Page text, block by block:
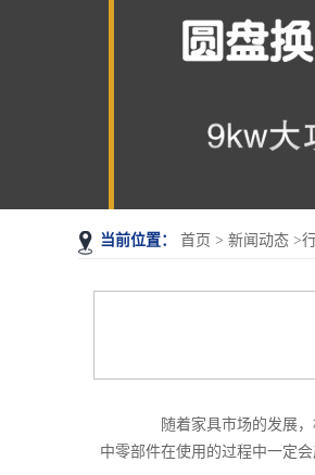
当前位置： 首页 > 新闻动态 >
随着家具市场的发展，板式
中零部件在使用的过程中一定